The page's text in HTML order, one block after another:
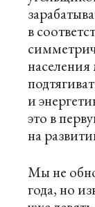
в
и
это в
на
Мы не
года, но